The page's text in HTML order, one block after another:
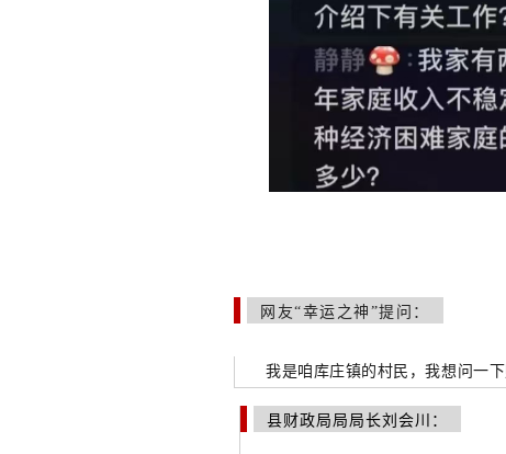
网友“幸运之神”提问：
我是咱库庄镇的村民，我想问一
县财政局局局长刘会川：